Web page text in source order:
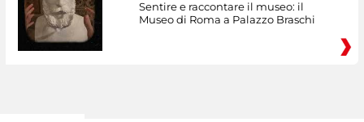
Sentire e raccontare il museo: il
Museo di Roma a Palazzo Braschi